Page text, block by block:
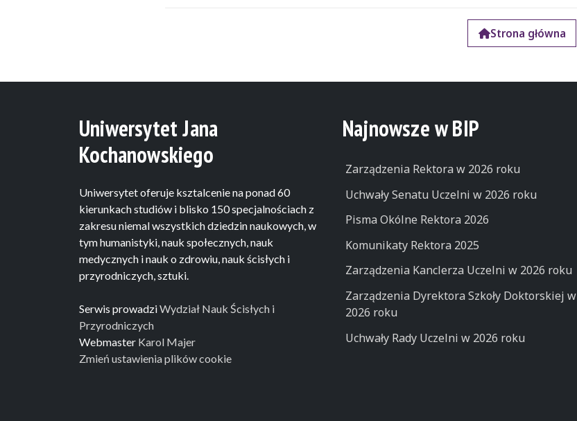
Strona główna
Uniwersytet Jana
Kochanowskiego
Uniwersytet oferuje ksztalcenie na ponad 60
kierunkach studiów i blisko 150 specjalnościach z
zakresu niemal wszystkich dziedzin naukowych, w
tym humanistyki, nauk społecznych, nauk
medycznych i nauk o zdrowiu, nauk ścisłych i
przyrodniczych, sztuki.
Serwis prowadziWydział Nauk Ścisłych i
Przyrodniczych
Webmaster Karol Majer
Zmień ustawienia plików cookie
Najnowsze w BIP
Zarządzenia Rektora w 2026 roku
Uchwały Senatu Uczelni w 2026 roku
Pisma Okólne Rektora 2026
Komunikaty Rektora 2025
Zarządzenia Kanclerza Uczelni w 2026 roku
Zarządzenia Dyrektora Szkoły Doktorskiej w
2026 roku
Uchwały Rady Uczelni w 2026 roku